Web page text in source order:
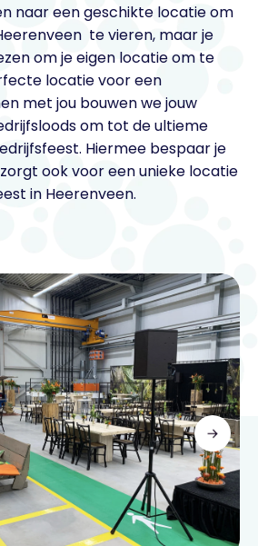
naar een geschikte locatie om
te vieren, maar je
om je eigen locatie om te
locatie voor een
met jou bouwen we jouw
om tot de ultieme
Hiermee bespaar je
ook voor een unieke locatie
in Heerenveen.